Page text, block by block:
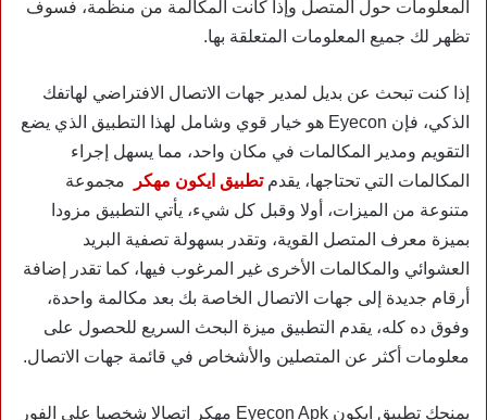
المعلومات حول المتصل وإذا كانت المكالمة من منظمة، فسوف
تظهر لك جميع المعلومات المتعلقة بها.
إذا كنت تبحث عن بديل لمدير جهات الاتصال الافتراضي لهاتفك
الذكي، فإن Eyecon هو خيار قوي وشامل لهذا التطبيق الذي يضع
التقويم ومدير المكالمات في مكان واحد، مما يسهل إجراء
المكالمات التي تحتاجها، يقدمتطبيق ايكون مهكر
مجموعة
متنوعة من الميزات، أولا وقبل كل شيء، يأتي التطبيق مزودا
بميزة معرف المتصل القوية، وتقدر بسهولة تصفية البريد
العشوائي والمكالمات الأخرى غير المرغوب فيها، كما تقدر إضافة
أرقام جديدة إلى جهات الاتصال الخاصة بك بعد مكالمة واحدة،
وفوق ده كله، يقدم التطبيق ميزة البحث السريع للحصول على
معلومات أكثر عن المتصلين والأشخاص في قائمة جهات الاتصال.
يمنحك تطبيق ايكون Eyecon Apk مهكر اتصالا شخصيا على الفور